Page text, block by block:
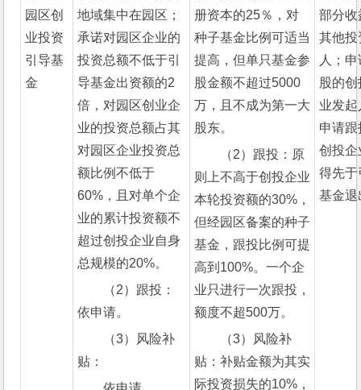
园区创
业投资
引导基
金
地域集中在园区；
承诺对园区企业的
投资总额不低于引
导基金出资额的2
倍，对园区创业企
业的投资总额占其
对园区企业投资总
额比例不低于
60%，且对单个企
业的累计投资额不
超过创投企业自身
总规模的20%。
（2）跟投：
依申请。
（3）风险补
贴：
册资本的25％，对
种子基金比例可适当
提高，但单只基金参
股金额不超过5000
万，且不成为第一大
股东。
（2）跟投：原
则上不高于创投企业
本轮投资额的30%，
但经园区备案的种子
基金，跟投比例可提
高到100%。一个企
业只进行一次跟投，
额度不超500万。
（3）风险补
贴：补贴金额为其实
际投资损失的10%，
部分收
其他投
人；
股的
业发起
申请跟
创投企
得先于
基金退